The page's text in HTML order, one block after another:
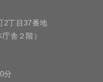
2丁目37番地
舎２階）